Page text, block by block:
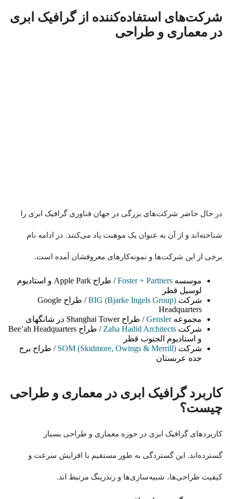
شرکت‌های استفاده‌کننده از گرافیک ابری
در معماری و طراحی
در حال حاضر شرکت‌های بزرگی در جهان فناوری گرافیک ابری را
شناخته‌اند و از آن به عنوان یک موهبت یاد می‌کنند. در ادامه نام
برخی از این شرکت‌ها و نمونه‌کارهای معروفشان آمده است.
موسسه Foster + Partners
/ طراح Apple Park و استادیوم
لوسیل قطر
شرکت BIG (Bjarke Ingels Group)
/ طراح Google
Headquarters
مجموعهGensler / طراح Shanghai Tower در شانگهای
شرکت Zaha Hadid Architects
/ طراح Bee’ah Headquarters
و استادیوم الجنوب قطر
شرکت SOM (Skidmore, Owings & Merrill) / طراح برج
جده عربستان
کاربرد گرافیک ابری در معماری و طراحی
چیست؟
کاربردهای گرافیک ابری در حوزه معماری و طراحی بسیار
گسترده‌اند. این گستردگی‌ به طور مستقیم با افزایش سرعت و
کیفیت طراحی‌ها، شبیه‌سازی‌ها و رندرینگ مرتبط اند.